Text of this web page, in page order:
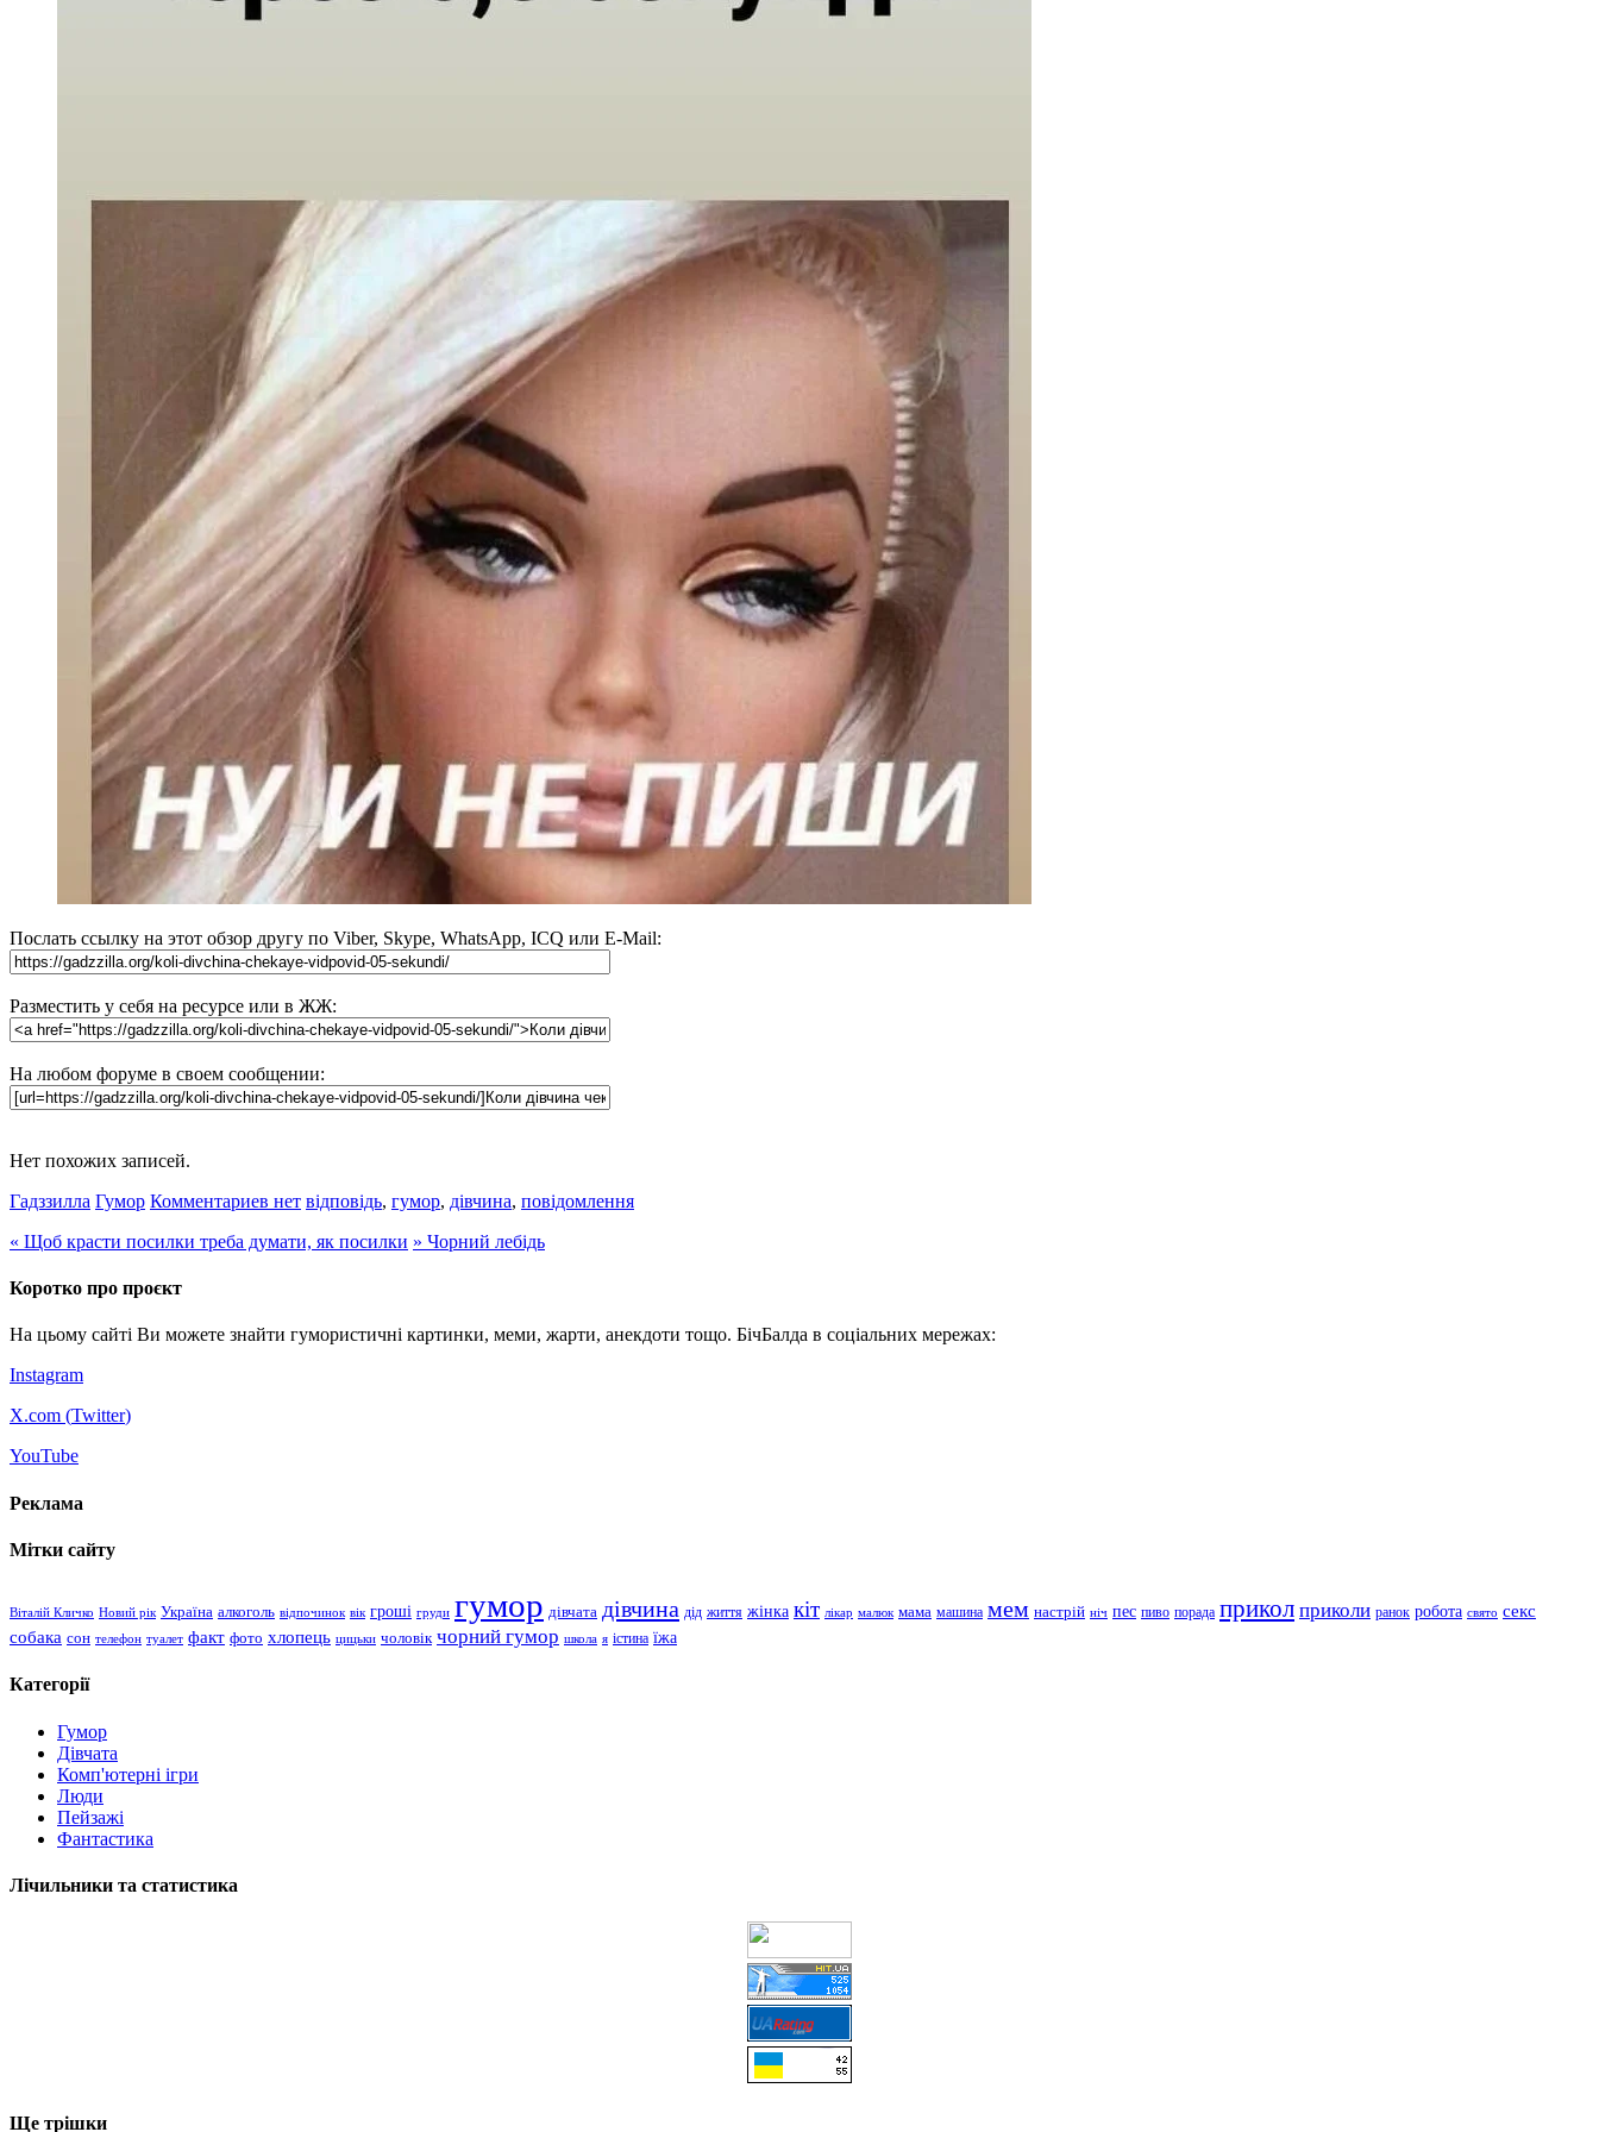
Послать ссылку на этот обзор другу по Viber, Skype, WhatsApp, ICQ или E-Mail:
Разместить у себя на ресурсе или в ЖЖ:
На любом форуме в своем сообщении:
Нет похожих записей.
Гадззилла Гумор Комментариев нет відповідь, гумор, дівчина, повідомлення
« Щоб красти посилки треба думати, як посилки » Чорний лебідь
Коротко про проєкт
На цьому сайті Ви можете знайти гумористичні картинки, меми, жарти, анекдоти тощо. БічБалда в соціальних мережах:
Instagram
X.com (Twitter)
YouTube
Реклама
Мітки сайту
Віталій Кличко Новий рік Україна алкоголь відпочинок вік гроші груди гумор дівчата дівчина дід життя жінка кіт лікар малюк мама машина мем настрій ніч пес пиво порада прикол приколи ранок робота свято секс
собака сон телефон туалет факт фото хлопець цицьки чоловік чорний гумор школа я істина їжа
Категорії
Гумор
Дівчата
Комп'ютерні ігри
Люди
Пейзажі
Фантастика
Лічильники та статистика
Ще трішки